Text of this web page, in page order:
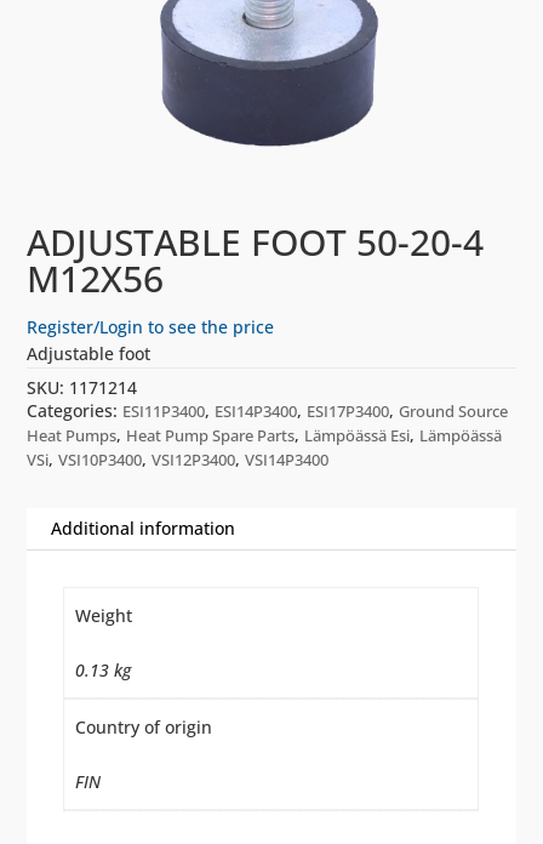
ADJUSTABLE FOOT 50-20-4
M12X56
Register/Login to see the price
Adjustable foot
SKU: 1171214
Categories: ESI11P3400, ESI14P3400, ESI17P3400,Ground Source
Heat Pumps, Heat Pump Spare Parts, Lämpöässä Esi, Lämpöässä
VSi,VSI10P3400,VSI12P3400,VSI14P3400
Additional information
Weight
0.13 kg
Country of origin
FIN